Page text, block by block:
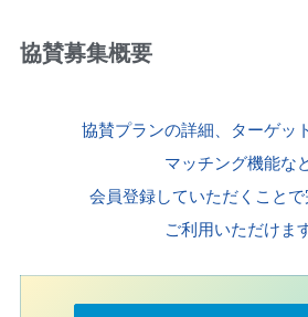
協賛募集概要
協賛プランの詳細、ターゲッ
マッチング機能な
会員登録していただくこと
ご利用いただけま